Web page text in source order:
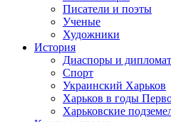
Писатели и поэты
Ученые
Художники
История
Диаспоры и
Спорт
Украинский Харьков
Харьков в годы
Харьковские